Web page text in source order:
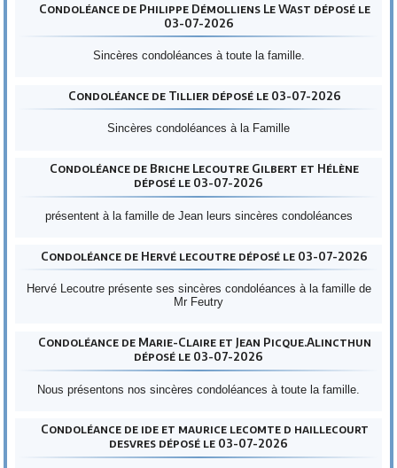
Condoléance de Philippe Démolliens Le Wast déposé le
03-07-2026
Sincères condoléances à toute la famille.
Condoléance de Tillier déposé le 03-07-2026
Sincères condoléances à la Famille
Condoléance de Briche Lecoutre Gilbert et Hélène
déposé le 03-07-2026
présentent à la famille de Jean leurs sincères condoléances
Condoléance de Hervé lecoutre déposé le 03-07-2026
Hervé Lecoutre présente ses sincères condoléances à la famille de
Mr Feutry
Condoléance de Marie-Claire et Jean Picque.Alincthun
déposé le 03-07-2026
Nous présentons nos sincères condoléances à toute la famille.
Condoléance de ide et maurice lecomte d haillecourt
desvres déposé le 03-07-2026